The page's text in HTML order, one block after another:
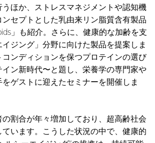
ほか、ストレスマネジメントや認知機
セプトとした乳由来リン脂質含有製品
」も紹介。さらに、健康的な加齢を支
イジング」分野に向けた製品を提案しま
ンディションを保つプロテインの選び
ン新時代〜と題し、栄養学の専門家や
ゲストに迎えたセミナーを開催しま
割合が年々増加しており、超高齢社会
います。こうした状況の中で、健康的